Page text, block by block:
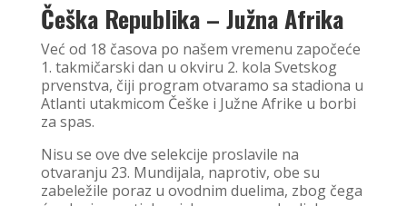
Češka Republika – Južna Afrika
Već od 18 časova po našem vremenu započeće
1. takmičarski dan u okviru 2. kola Svetskog
prvenstva, čiji program otvaramo sa stadiona u
Atlanti utakmicom Češke i Južne Afrike u borbi
za spas.
Nisu se ove dve selekcije proslavile na
otvaranju 23. Mundijala, naprotiv, obe su
zabeležile poraz u ovodnim duelima, zbog čega